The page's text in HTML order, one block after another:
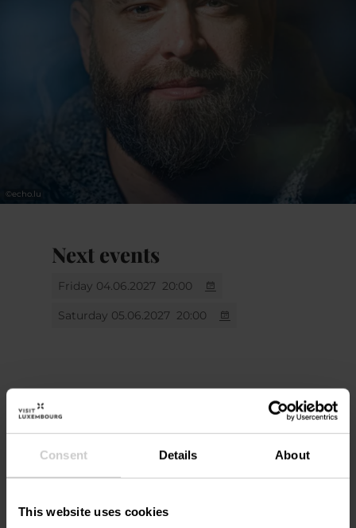
Consent Details About
This website uses cookies
©echo.lu
Next events
Friday 04.06.2027 20:00
Saturday 05.06.2027 20:00
Location
38, Avenue Charlotte